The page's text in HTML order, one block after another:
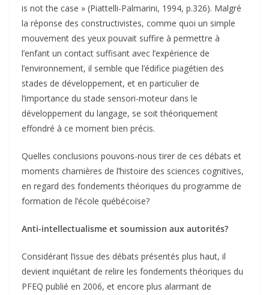
is not the case » (Piattelli-Palmarini, 1994, p.326). Malgré
la réponse des constructivistes, comme quoi un simple
mouvement des yeux pouvait suffire à permettre à
l’enfant un contact suffisant avec l’expérience de
l’environnement, il semble que l’édifice piagétien des
stades de développement, et en particulier de
l’importance du stade sensori-moteur dans le
développement du langage, se soit théoriquement
effondré à ce moment bien précis.
Quelles conclusions pouvons-nous tirer de ces débats et
moments charnières de l’histoire des sciences cognitives,
en regard des fondements théoriques du programme de
formation de l’école québécoise?
Anti-intellectualisme et soumission aux autorités?
Considérant l’issue des débats présentés plus haut, il
devient inquiétant de relire les fondements théoriques du
PFEQ publié en 2006, et encore plus alarmant de